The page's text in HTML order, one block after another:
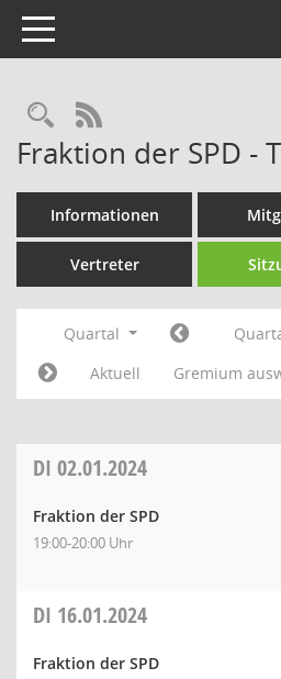
Toggle navigation
Rechercheauswahl
RSS-Feed
Fraktion der SPD -
Informationen
Vertreter
Quartal
Aktuell
Gremium
DI 02.01.2024
Fraktion der SPD
19:00-20:00 Uhr
DI 16.01.2024
Fraktion der SPD